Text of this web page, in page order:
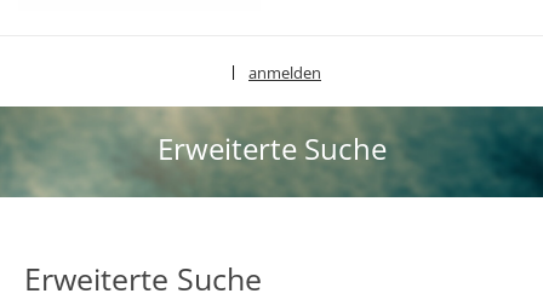
anmelden
Erweiterte Suche
Erweiterte Suche